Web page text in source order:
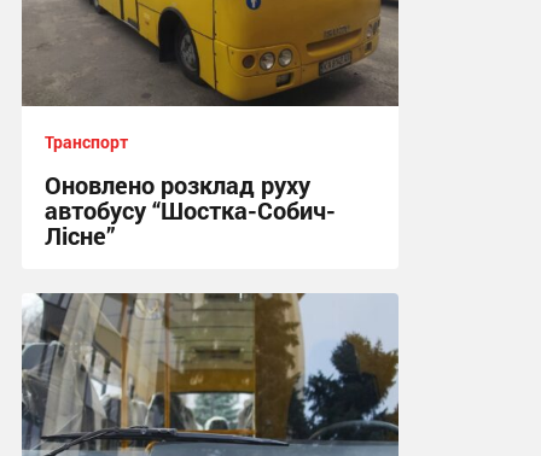
Транспорт
Оновлено розклад руху
автобусу “Шостка-Собич-
Лісне”
11:03, 3.08.2026